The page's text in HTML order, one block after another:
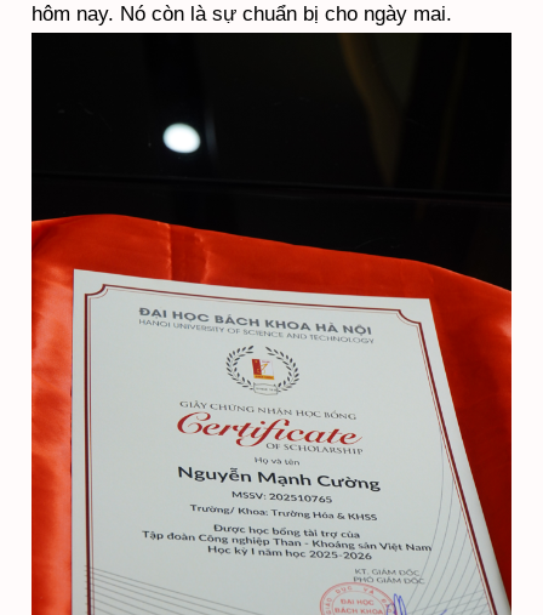
hôm nay. Nó còn là sự chuẩn bị cho ngày mai.